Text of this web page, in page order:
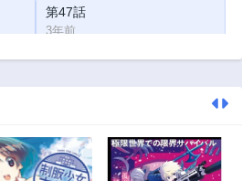
第47話
3年前
第45話
第41話
3年前